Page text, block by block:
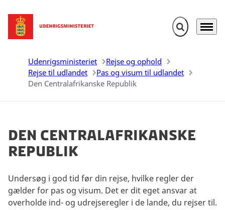
Gå til forsiden Fold søgefelt
Menu
Udenrigsministeriet
Rejse og ophold
Rejse til udlandet
Pas og visum til udlandet
Den Centralafrikanske Republik
Den Centralafrikanske
Republik
Undersøg i god tid før din rejse, hvilke regler der
gælder for pas og visum. Det er dit eget ansvar at
overholde ind- og udrejseregler i de lande, du rejser til.